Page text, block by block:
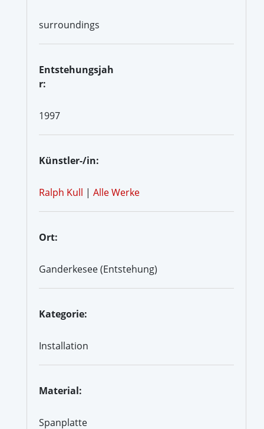
surroundings
Entstehungsjah
r:
1997
Künstler-/in:
Ralph Kull | Alle Werke
Ort:
Ganderkesee (Entstehung)
Kategorie:
Installation
Material:
Spanplatte